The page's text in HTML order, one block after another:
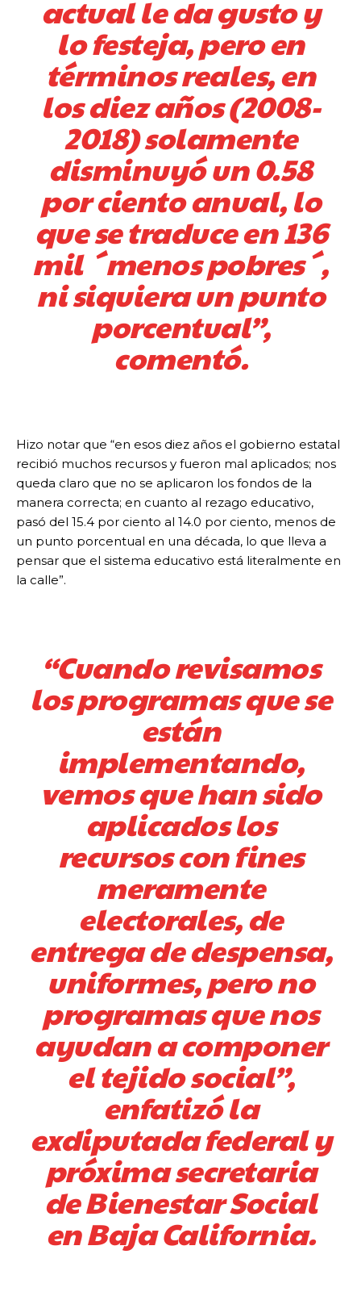
actual le da gusto y
lo festeja, pero en
términos reales, en
los diez años (2008-
2018) solamente
disminuyó un 0.58
por ciento anual, lo
que se traduce en 136
mil ´menos pobres´,
ni siquiera un punto
porcentual”,
comentó.
Hizo notar que “en esos diez años el gobierno estatal
recibió muchos recursos y fueron mal aplicados; nos
queda claro que no se aplicaron los fondos de la
manera correcta; en cuanto al rezago educativo,
pasó del 15.4 por ciento al 14.0 por ciento, menos de
un punto porcentual en una década, lo que lleva a
pensar que el sistema educativo está literalmente en
la calle”.
“Cuando revisamos
los programas que se
están
implementando,
vemos que han sido
aplicados los
recursos con fines
meramente
electorales, de
entrega de despensa,
uniformes, pero no
programas que nos
ayudan a componer
el tejido social”,
enfatizó la
exdiputada federal y
próxima secretaria
de Bienestar Social
en Baja California.